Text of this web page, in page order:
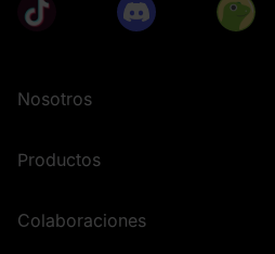
Nosotros
Productos
Colaboraciones